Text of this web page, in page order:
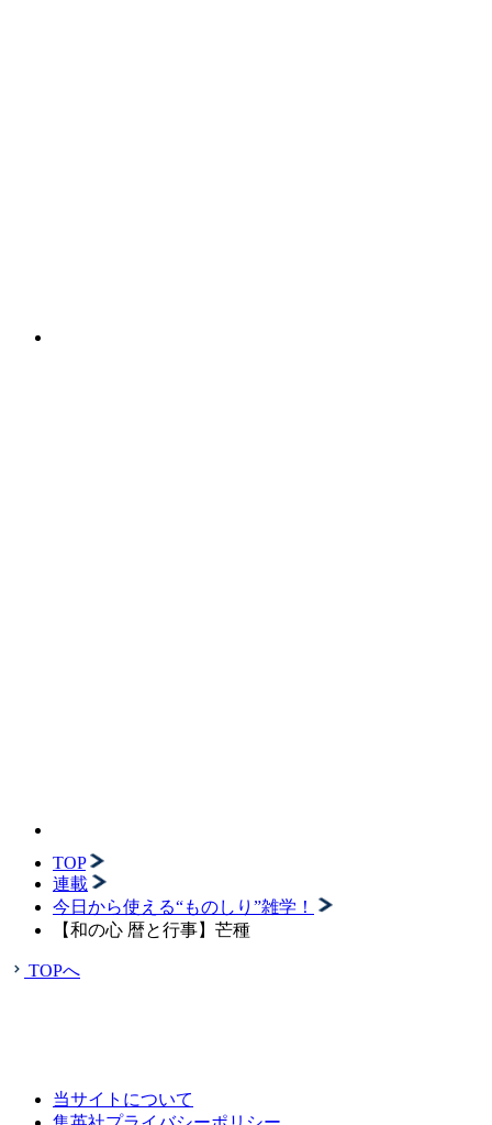
TOP
連載
今日から使える“ものしり”雑学！
【和の心 暦と行事】芒種
TOPへ
当サイトについて